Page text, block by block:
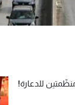
للدعارة!
شروط الإسـتخدام
سياسة الخصوصية